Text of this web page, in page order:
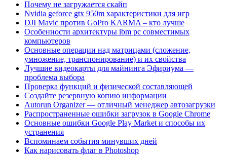
Почему не загружается скайп
Nvidia geforce gtx 950m характеристики для игр
DJI Mavic против GoPro KARMA – кто лучше
Особенности архитектуры ibm pc совместимых
компьютеров
Основные операции над матрицами (сложение,
умножение, транспонирование) и их свойства
Лучшие видеокарты для майнинга Эфириума —
проблема выбора
Проверка функций и физической составляющей
Создайте резервную копию информации
Autorun Organizer — отличный менеджер автозагрузки
Распространенные ошибки загрузок в Google Chrome
Основные ошибки Google Play Market и способы их
устранения
Вспоминаем события минувших дней
Как нарисовать флаг в Photoshop